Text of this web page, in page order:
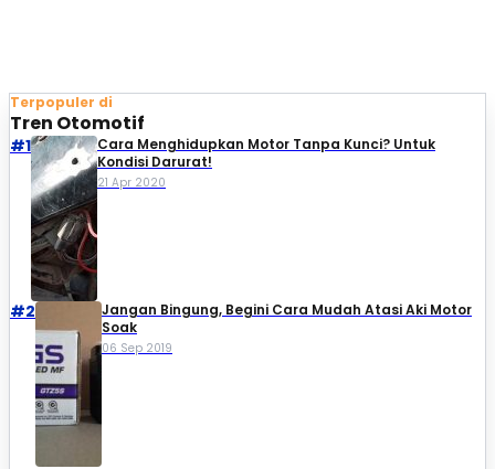
Terpopuler di
Tren Otomotif
#1
Cara Menghidupkan Motor Tanpa Kunci? Untuk
Kondisi Darurat!
21 Apr 2020
#2
Jangan Bingung, Begini Cara Mudah Atasi Aki Motor
Soak
06 Sep 2019